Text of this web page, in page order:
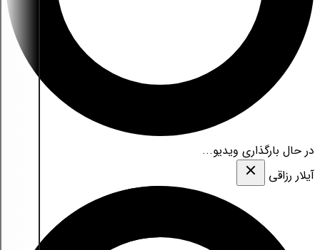
در حال بارگذاری ویدیو...
آیلار رزاقی